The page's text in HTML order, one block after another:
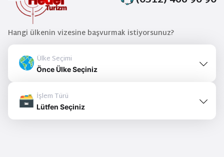
Hangi ülkenin vizesine başvurmak istiyorsunuz?
Ülke Seçimi
Önce Ülke Seçiniz
İşlem Türü
Lütfen Seçiniz